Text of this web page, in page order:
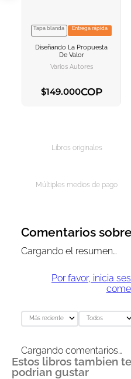
VER INFORMACION
AGREGAR AL
Tapa blanda Entrega rápida
Diseñando La Propuesta
De Valor
Varios Autores
$149.000COP
Libros originales
Múltiples medios de pago
Comentarios
Cargando el resumen…
Por favor, inicia
Más reciente Todos
Cargando comentarios…
Estos libros tambien te
podrian gustar